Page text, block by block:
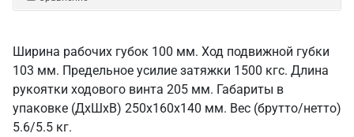
Ширина рабочих губок 100 мм. Ход подвижной губки
103 мм. Предельное усилие затяжки 1500 кгс. Длина
рукоятки ходового винта 205 мм. Габариты в
упаковке (ДхШхВ) 250х160х140 мм. Вес (брутто/нетто)
5.6/5.5 кг.